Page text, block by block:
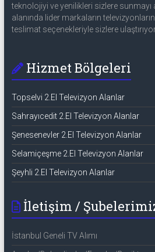
teknolojiyi ve yenilikleri sizlere sunmayı
alanında lider markaların
teslimat seçenekleriyle sizlere
Hizmet Bölgeleri
Topselvi 2.El Televizyon Alanlar
Sahrayıcedit 2.El Televizyon Alanlar
Şenesenevler 2.El Televizyon Alanlar
Selamiçeşme 2.El Televizyon Alanlar
Şeyhli 2.El Televizyon Alanlar
İletişim /
İstanbul Geneli TV Alımı